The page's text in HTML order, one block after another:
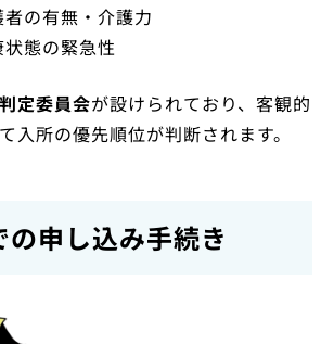
の有無・介護力
態の緊急性
定委員会が設けられており、客観的
入所の優先順位が判断されます。
の申し込み手続き